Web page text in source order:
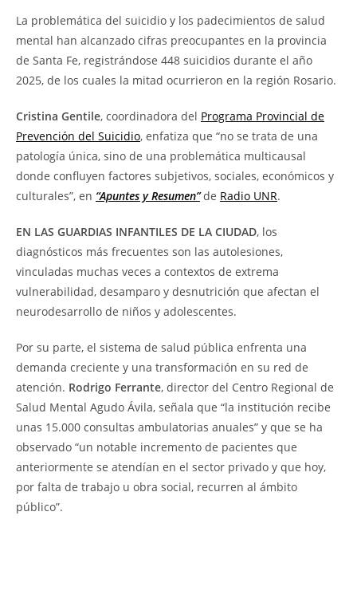
La problemática del suicidio y los padecimientos de salud
mental han alcanzado cifras preocupantes en la provincia
de Santa Fe, registrándose 448 suicidios durante el año
2025, de los cuales la mitad ocurrieron en la región Rosario.
Cristina Gentile, coordinadora del Programa Provincial de
Prevención del Suicidio, enfatiza que “no se trata de una
patología única, sino de una problemática multicausal
donde confluyen factores subjetivos, sociales, económicos y
culturales”, en “Apuntes y Resumen”de Radio UNR.
EN LAS GUARDIAS INFANTILES DE LA CIUDAD, los
diagnósticos más frecuentes son las autolesiones,
vinculadas muchas veces a contextos de extrema
vulnerabilidad, desamparo y desnutrición que afectan el
neurodesarrollo de niños y adolescentes.
Por su parte, el sistema de salud pública enfrenta una
demanda creciente y una transformación en su red de
atención. Rodrigo Ferrante, director del Centro Regional de
Salud Mental Agudo Ávila, señala que “la institución recibe
unas 15.000 consultas ambulatorias anuales” y que se ha
observado “un notable incremento de pacientes que
anteriormente se atendían en el sector privado y que hoy,
por falta de trabajo u obra social, recurren al ámbito
público”.